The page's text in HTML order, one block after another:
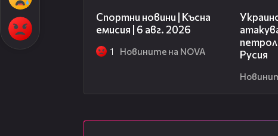
Спортни новини | Късна
емисия | 6 авг. 2026
1 Новините на NOVA
Русия